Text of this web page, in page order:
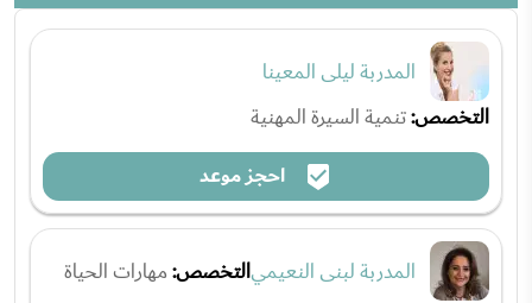
المدربة ليلى المعينا
التخصص:تنمية السيرة المهنية
احجز موعد
المدربة لبنى النعيميالتخصص:مهارات الحياة